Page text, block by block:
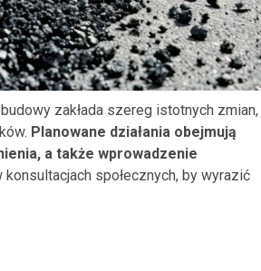
zakłada szereg istotnych zmian,
Planowane działania obejmują
a także wprowadzenie
społecznych, by wyrazić